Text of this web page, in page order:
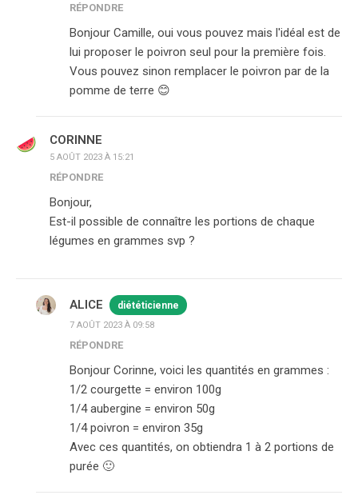
RÉPONDRE
Bonjour Camille, oui vous pouvez mais l'idéal est de
lui proposer le poivron seul pour la première fois.
Vous pouvez sinon remplacer le poivron par de la
pomme de terre 😊
CORINNE
5 AOÛT 2023 À 15:21
RÉPONDRE
Bonjour,
Est-il possible de connaître les portions de chaque
légumes en grammes svp ?
ALICE diététicienne
7 AOÛT 2023 À 09:58
RÉPONDRE
Bonjour Corinne, voici les quantités en grammes :
1/2 courgette = environ 100g
1/4 aubergine = environ 50g
1/4 poivron = environ 35g
Avec ces quantités, on obtiendra 1 à 2 portions de
purée 🙂